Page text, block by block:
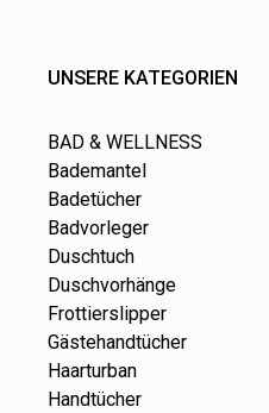
UNSERE KATEGORIEN
BAD & WELLNESS
Bademantel
Badetücher
Badvorleger
Duschtuch
Duschvorhänge
Frottierslipper
Gästehandtücher
Haarturban
Handtücher